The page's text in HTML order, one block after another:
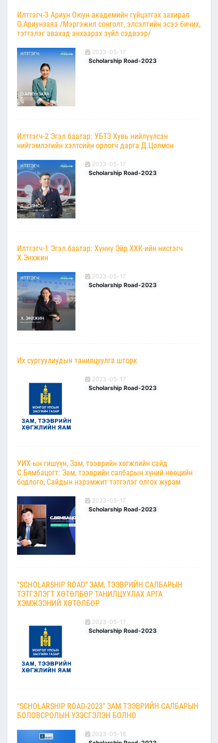
Илтгэгч-3 Ариун Оюун академийн гүйцэтгэх захирал
О.Ариунзаяа /Мэргэжил сонголт, элсэлтийн эсээ бичих,
тэтгэлэг авахад анхаарах зүйл сэдвээр/
2023-05-17
Scholarship Road-2023
Илтгэгч-2 Эгэл баатар: УБТЗ Хувь нийлүүлсэн
нийгэмлэгийн хэлтсийн орлогч дарга Д.Цолмон
2023-05-17
Scholarship Road-2023
Илтгэгч-1 Эгэл баатар: Хүннү Эйр ХХК-ийн нисгэгч
Х.Энхжин
2023-05-17
Scholarship Road-2023
Их сургуулиудын танилцуулга шторк
2023-05-17
Scholarship Road-2023
УИХ-ын гишүүн, Зам, тээврийн хөгжлийн сайд
С.Бямбацогт: Зам, тээврийн салбарын хүний нөөцийн
бодлого, Сайдын нэрэмжит тэтгэлэг олгох журам
2023-05-17
Scholarship Road-2023
“SCHOLARSHIP ROAD” ЗАМ, ТЭЭВРИЙН САЛБАРЫН
ТЭТГЭЛЭГТ ХӨТӨЛБӨР ТАНИЛЦУУЛАХ АРГА
ХЭМЖЭЭНИЙ ХӨТӨЛБӨР
2023-05-17
Scholarship Road-2023
“SCHOLARSHIP ROAD-2023” ЗАМ ТЭЭВРИЙН САЛБАРЫН
БОЛОВСРОЛЫН ҮЗЭСГЭЛЭН БОЛНО
2023-05-16